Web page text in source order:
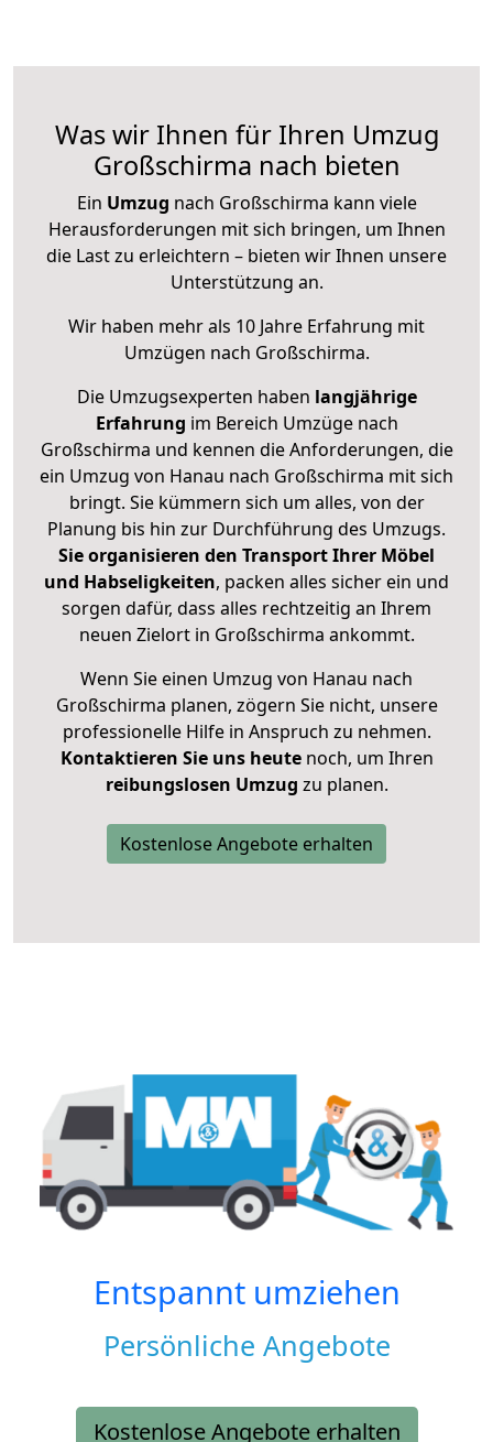
Was wir Ihnen für Ihren Umzug
Großschirma nach bieten
Ein Umzug nach Großschirma kann viele
Herausforderungen mit sich bringen, um Ihnen
die Last zu erleichtern – bieten wir Ihnen unsere
Unterstützung an.
Wir haben mehr als 10 Jahre Erfahrung mit
Umzügen nach Großschirma.
Die Umzugsexperten haben langjährige
Erfahrung im Bereich Umzüge nach
Großschirma und kennen die Anforderungen, die
ein Umzug von Hanau nach Großschirma mit sich
bringt. Sie kümmern sich um alles, von der
Planung bis hin zur Durchführung des Umzugs.
Sie organisieren den Transport Ihrer Möbel
und Habseligkeiten, packen alles sicher ein und
sorgen dafür, dass alles rechtzeitig an Ihrem
neuen Zielort in Großschirma ankommt.
Wenn Sie einen Umzug von Hanau nach
Großschirma planen, zögern Sie nicht, unsere
professionelle Hilfe in Anspruch zu nehmen.
Kontaktieren Sie uns heutenoch, um Ihren
reibungslosen Umzug zu planen.
Kostenlose Angebote erhalten
Entspannt umziehen
Persönliche Angebote
Kostenlose Angebote erhalten